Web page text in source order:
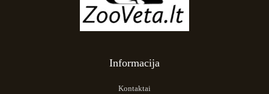
Informacija
Kontaktai